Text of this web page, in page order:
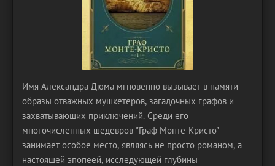
Имя Александра Дюма мгновенно вызывает в памяти
образы отважных мушкетеров, загадочных графов и
захватывающих приключений. Среди его
многочисленных шедевров "Граф Монте-Кристо"
занимает особое место, являясь не просто романом, а
настоящей эпопеей, исследующей глубины